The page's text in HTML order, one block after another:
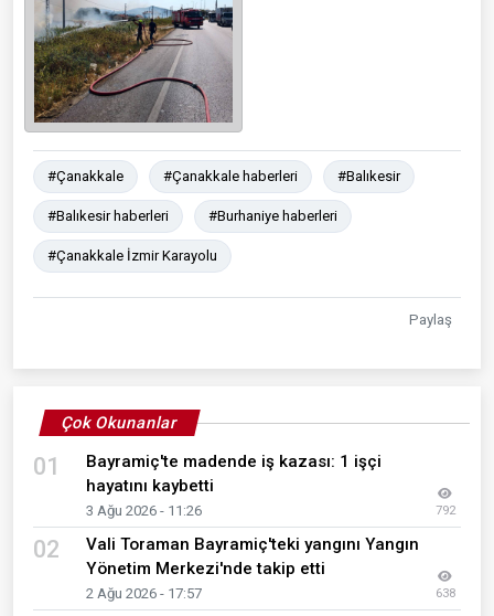
#Çanakkale #Çanakkale haberleri #Balıkesir
#Balıkesir haberleri #Burhaniye haberleri
#Çanakkale İzmir Karayolu
Paylaş
Çok Okunanlar
01
Bayramiç'te madende iş kazası: 1 işçi
hayatını kaybetti
3 Ağu 2026 - 11:26 792
02
Vali Toraman Bayramiç'teki yangını Yangın
Yönetim Merkezi'nde takip etti
2 Ağu 2026 - 17:57 638